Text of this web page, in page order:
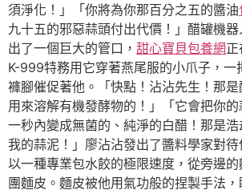
須淨化！」「你將為你那百分之五的醬油
九十五的邪惡蒜頭付出代價！」醋罐機
出了一個巨大的管口， 甜心寶貝包養網正
K-999特務用它穿著燕尾服的小爪子，一
褲腳催促著他。「快點！沾沾先生！那
用來溶解有機發酵物的！」「它會把你的
一秒內變成無菌的、純淨的白醋！那是
我的蒜泥！」廖沾沾發出了醬料學家對
以一種專業包水餃的極限速度，從旁邊
團麵皮。麵皮被他用氣功般的捏製手法